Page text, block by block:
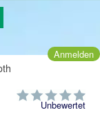
Anmelden
Unbewertet